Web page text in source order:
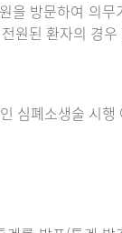
을 방문하여 의
원된 환자의 경
심폐소생술 시